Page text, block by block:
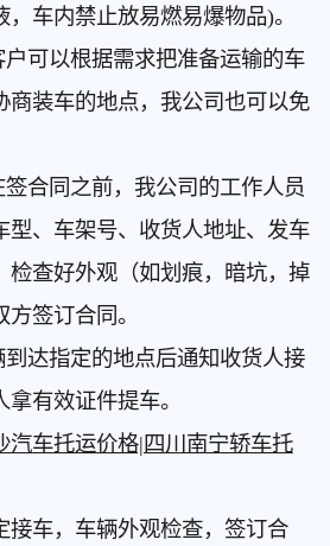
车内禁止放易燃易爆物品)。
可以根据需求把准备运输的车
商装车的地点，我公司也可以免
同之前，我公司的工作人员
型、车架号、收货人地址、发车
检查好外观（如划痕，暗坑，掉
签订合同。
达指定的地点后通知收货人接
有效证件提车。
汽车托运价格|四川南宁轿车托
车，车辆外观检查，签订合